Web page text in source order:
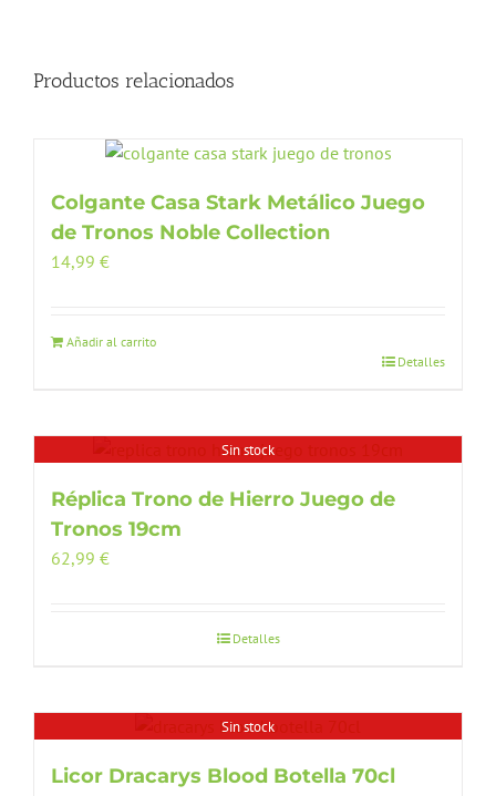
Productos relacionados
Colgante Casa Stark Metálico Juego
de Tronos Noble Collection
14,99 €
Añadir al carrito
Detalles
Sin stock
Réplica Trono de Hierro Juego de
Tronos 19cm
62,99 €
Detalles
Sin stock
Licor Dracarys Blood Botella 70cl